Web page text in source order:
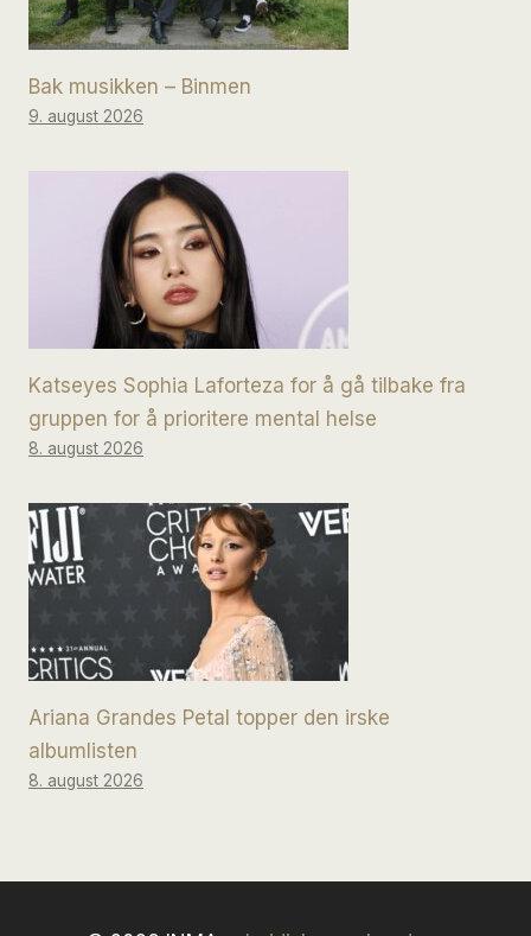
Bak musikken – Binmen
9. august 2026
Katseyes Sophia Laforteza for å gå tilbake fra
gruppen for å prioritere mental helse
8. august 2026
Ariana Grandes Petal topper den irske
albumlisten
8. august 2026